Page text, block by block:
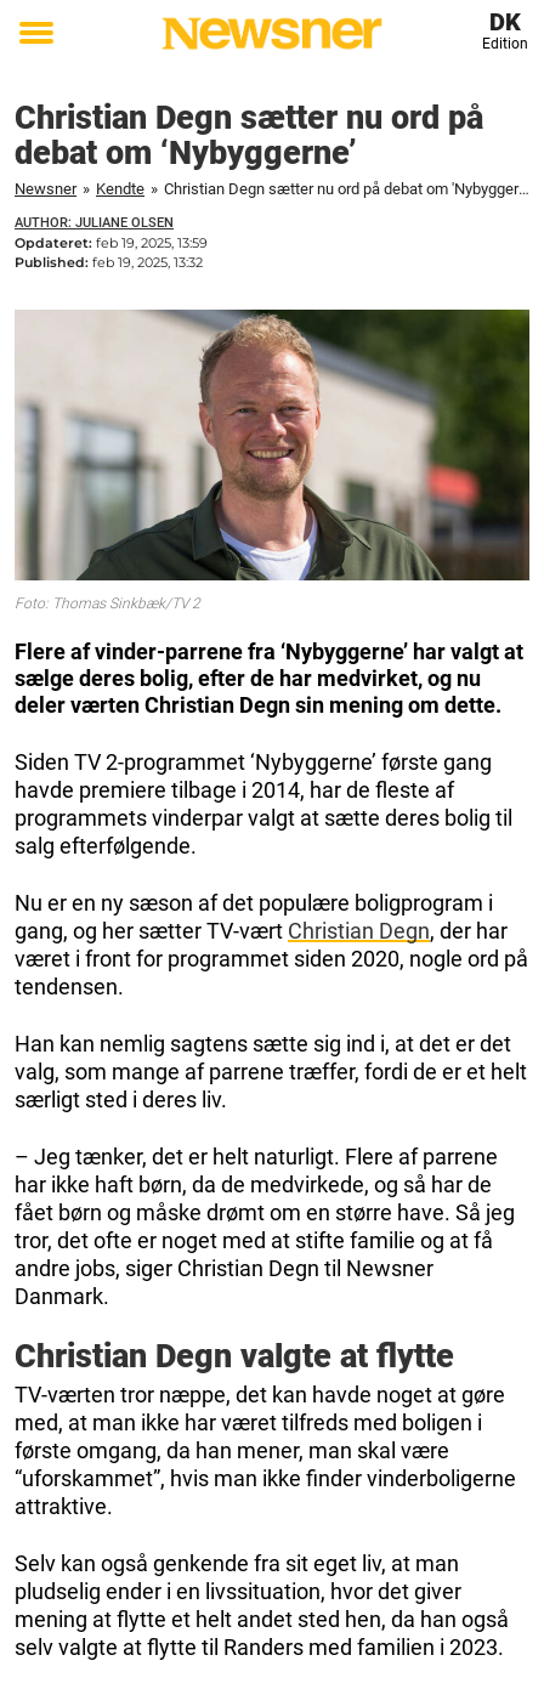
Toggle
DK
Edition
Christian Degn sætter nu ord på
debat om ‘Nybyggerne’
Newsner » Kendte » Christian Degn sætter nu ord på debat om 'Nybyggerne'
AUTHOR: JULIANE OLSEN
Opdateret: feb 19, 2025, 13:59
Published: feb 19, 2025, 13:32
Foto: Thomas Sinkbæk/TV 2
Flere af vinder-parrene fra ‘Nybyggerne’ har valgt at
sælge deres bolig, efter de har medvirket, og nu
deler værten Christian Degn sin mening om dette.
Siden TV 2-programmet ‘Nybyggerne’ første gang
havde premiere tilbage i 2014, har de fleste af
programmets vinderpar valgt at sætte deres bolig til
salg efterfølgende.
Nu er en ny sæson af det populære boligprogram i
gang, og her sætter TV-vært Christian Degn, der har
været i front for programmet siden 2020, nogle ord på
tendensen.
Han kan nemlig sagtens sætte sig ind i, at det er det
valg, som mange af parrene træffer, fordi de er et helt
særligt sted i deres liv.
– Jeg tænker, det er helt naturligt. Flere af parrene
har ikke haft børn, da de medvirkede, og så har de
fået børn og måske drømt om en større have. Så jeg
tror, det ofte er noget med at stifte familie og at få
andre jobs, siger Christian Degn til Newsner
Danmark.
Christian Degn valgte at flytte
TV-værten tror næppe, det kan havde noget at gøre
med, at man ikke har været tilfreds med boligen i
første omgang, da han mener, man skal være
“uforskammet”, hvis man ikke finder vinderboligerne
attraktive.
Selv kan også genkende fra sit eget liv, at man
pludselig ender i en livssituation, hvor det giver
mening at flytte et helt andet sted hen, da han også
selv valgte at flytte til Randers med familien i 2023.